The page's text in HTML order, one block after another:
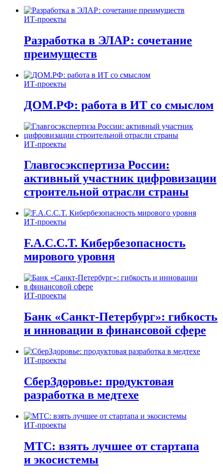
ИТ-проекты
Разработка в ЭЛАР: сочетание
преимуществ
ИТ-проекты
ДОМ.РФ: работа в ИТ со смыслом
ИТ-проекты
Главгосэкспертиза России:
активный участник цифровизации
строительной отрасли страны
ИТ-проекты
F.A.C.C.T. Кибербезопасность
мирового уровня
ИТ-проекты
Банк «Санкт-Петербург»: гибкость
и инновации в финансовой сфере
ИТ-проекты
СберЗдоровье: продуктовая
разработка в медтехе
ИТ-проекты
МТС: взять лучшее от стартапа
и экосистемы